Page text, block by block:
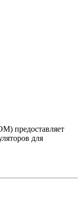
предоставляет
для